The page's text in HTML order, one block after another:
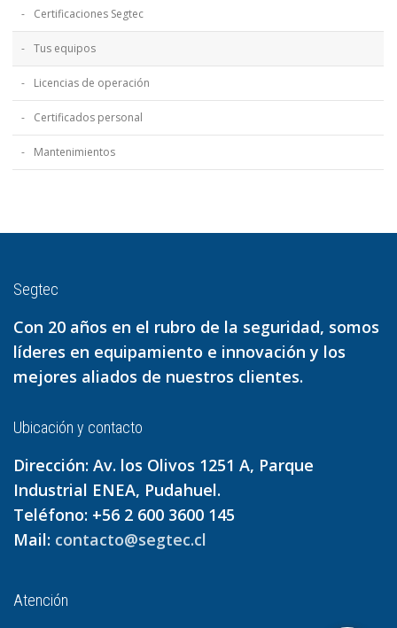
Certificaciones Segtec
Tus equipos
Licencias de operación
Certificados personal
Mantenimientos
Segtec
Con 20 años en el rubro de la seguridad, somos
líderes en equipamiento e innovación y los
mejores aliados de nuestros clientes.
Ubicación y contacto
Dirección: Av. los Olivos 1251 A, Parque
Industrial ENEA, Pudahuel.
Teléfono: +56 2 600 3600 145
Mail: contacto@segtec.cl
Atención